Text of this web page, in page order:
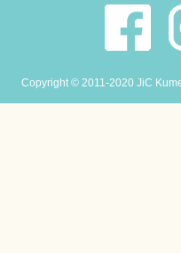
Copyright © 2011-2020 JiC